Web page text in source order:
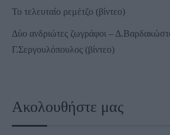
Το τελευταίο ρεμέτζο (βίντεο)
Δύο ανδριώτες ζωγράφοι –
Γ.Σεργουλόπουλος (βίντεο)
Ακολουθήστε μας